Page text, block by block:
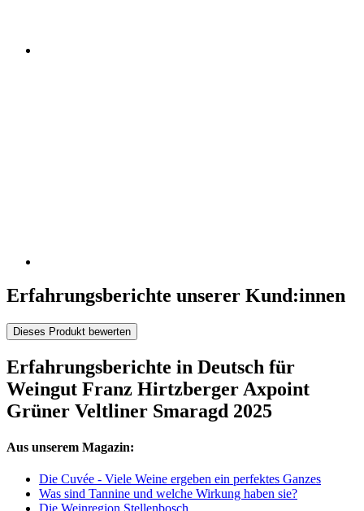
Erfahrungsberichte unserer Kund:innen
Dieses Produkt bewerten
Erfahrungsberichte in Deutsch für
Weingut Franz Hirtzberger Axpoint
Grüner Veltliner Smaragd 2025
Aus unserem Magazin:
Die Cuvée - Viele Weine ergeben ein perfektes Ganzes
Was sind Tannine und welche Wirkung haben sie?
Die Weinregion Stellenbosch